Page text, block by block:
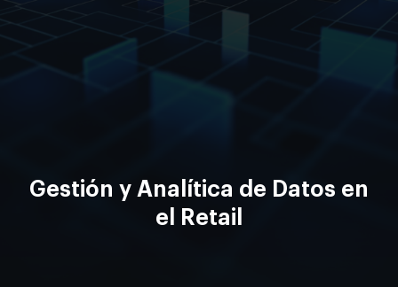
Gestión y Analítica de Datos en
el Retail